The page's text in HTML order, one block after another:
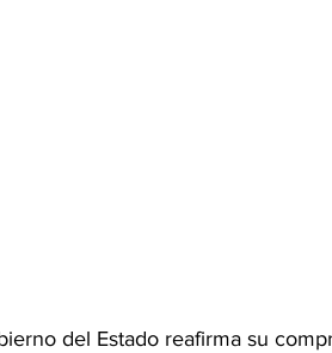
del Estado reafirma su